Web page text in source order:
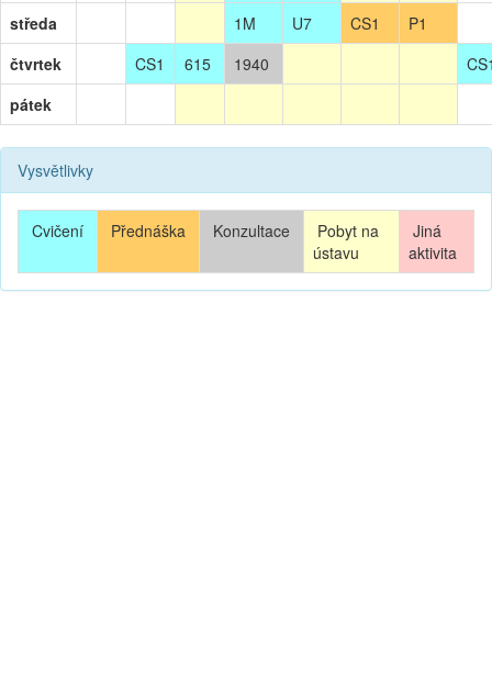
středa
1M U7 CS1
P1
čtvrtek
CS1 615 1940
pátek
Vysvětlivky
Cvičení Přednáška Konzultace
Pobyt na
ústavu
Jiná
aktivita